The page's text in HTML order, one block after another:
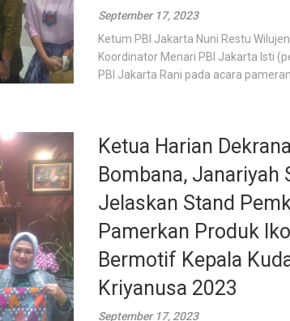
September 17, 2023
Ketum PBI Jakarta Nuni Restu
Koordinator Menari PBI Jakarta Isti
PBI Jakarta Rani pada acara
Ketua Harian
Bombana, Janariyah
Jelaskan Stand
Pamerkan Produk
Bermotif Kepala
Kriyanusa 2023
September 17, 2023